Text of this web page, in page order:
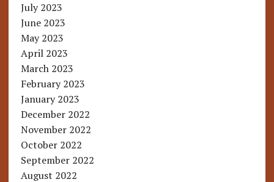
July 2023
June 2023
May 2023
April 2023
March 2023
February 2023
January 2023
December 2022
November 2022
October 2022
September 2022
August 2022